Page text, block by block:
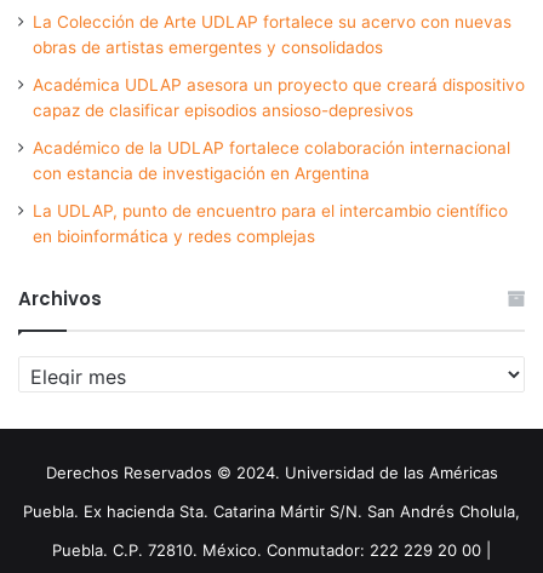
La Colección de Arte UDLAP fortalece su acervo con nuevas
obras de artistas emergentes y consolidados
Académica UDLAP asesora un proyecto que creará dispositivo
capaz de clasificar episodios ansioso-depresivos
Académico de la UDLAP fortalece colaboración internacional
con estancia de investigación en Argentina
La UDLAP, punto de encuentro para el intercambio científico
en bioinformática y redes complejas
Archivos
Archivos
Derechos Reservados © 2024. Universidad de las Américas
Puebla. Ex hacienda Sta. Catarina Mártir S/N. San Andrés Cholula,
Puebla. C.P. 72810. México. Conmutador: 222 229 20 00 |